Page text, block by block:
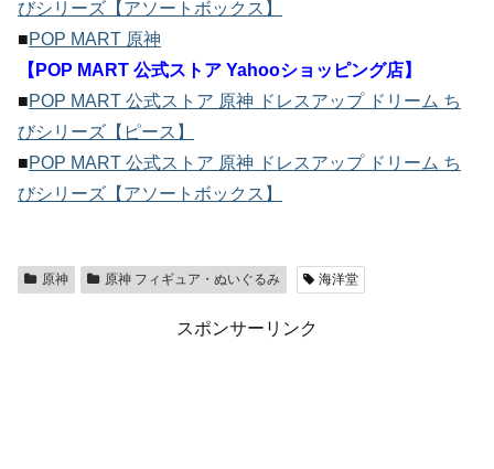
びシリーズ【アソートボックス】
■POP MART 原神
【POP MART 公式ストア Yahooショッピング店】
■POP MART 公式ストア 原神 ドレスアップ ドリーム ち
びシリーズ【ピース】
■POP MART 公式ストア 原神 ドレスアップ ドリーム ち
びシリーズ【アソートボックス】
原神 原神 フィギュア・ぬいぐるみ 海洋堂
スポンサーリンク